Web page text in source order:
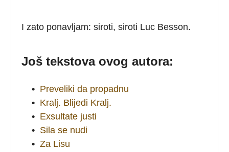
I zato ponavljam: siroti, siroti Luc Besson.
Još tekstova ovog autora:
• Preveliki da propadnu
• Kralj. Blijedi Kralj.
• Exsultate justi
• Sila se nudi
• Za Lisu